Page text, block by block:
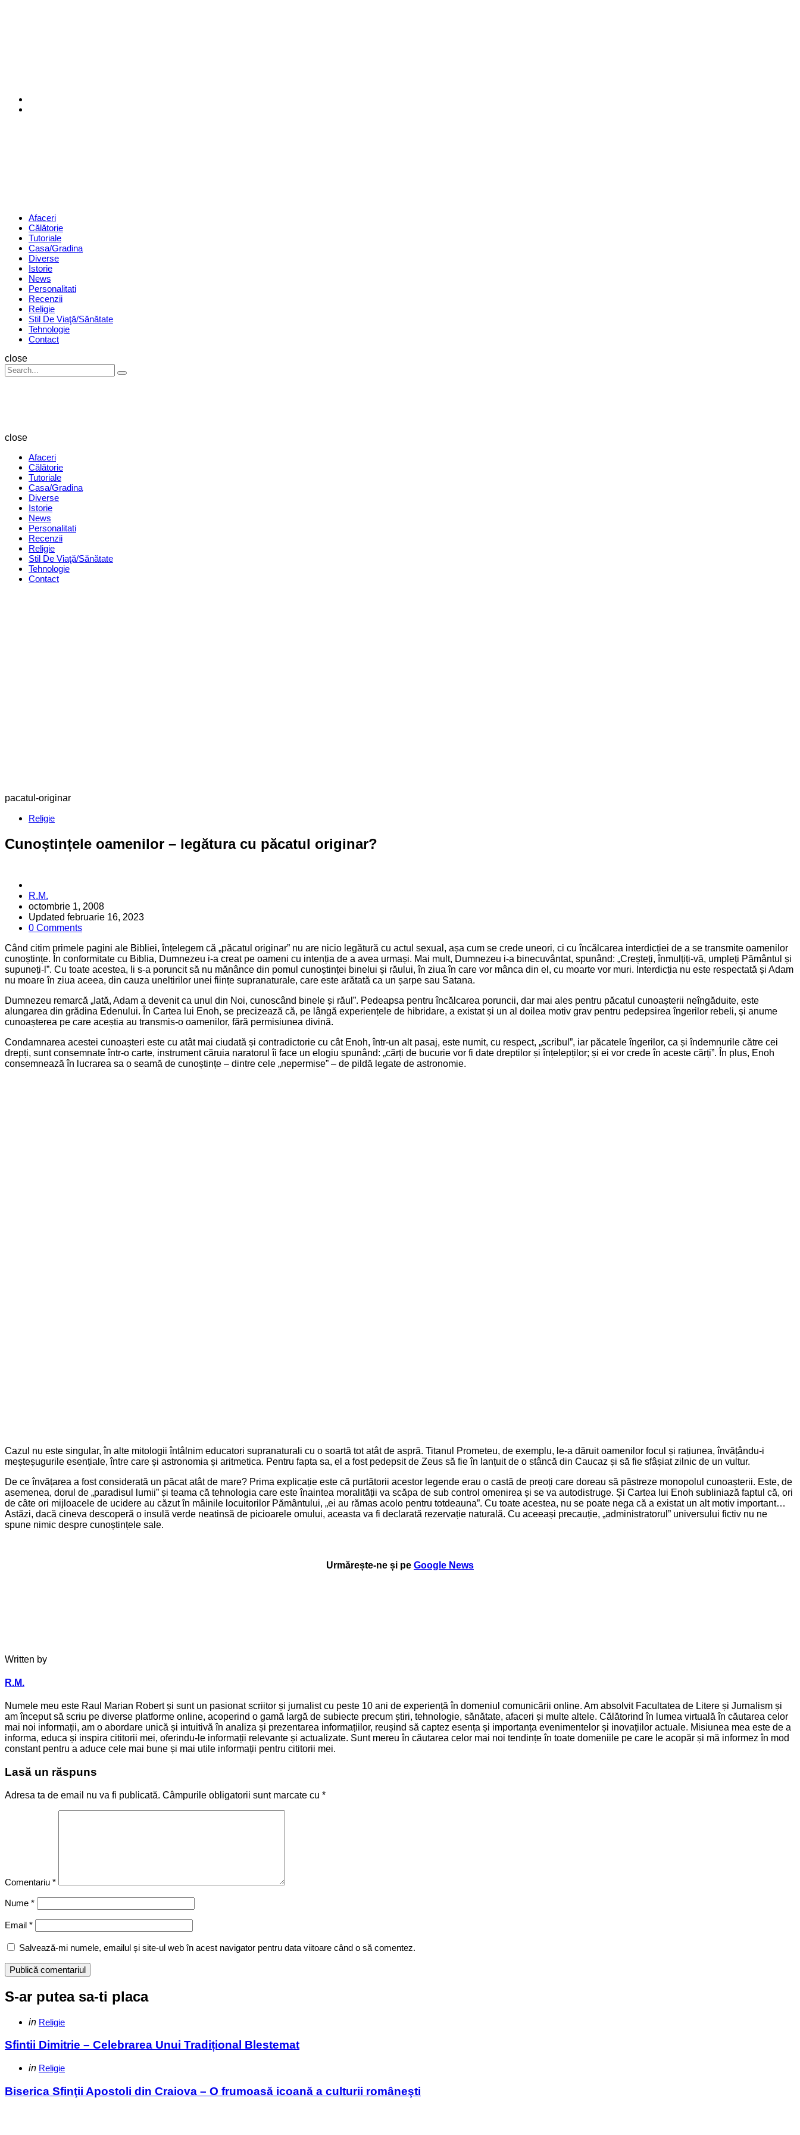
Menu Afaceri
Călătorie
Tutoriale
Casa/Gradina
Diverse
Istorie
News
Personalitati
Recenzii
Religie
Stil De Viaţă/Sănătate
Tehnologie
Contact
Search
close
Search
for:
Search
close
Afaceri
Călătorie
Tutoriale
Casa/Gradina
Diverse
Istorie
News
Personalitati
Recenzii
Religie
Stil De Viaţă/Sănătate
Tehnologie
Contact
pacatul-originar
Categories
Religie
Cunoștințele oamenilor – legătura cu păcatul originar?
Posted
by
R.M.
octombrie 1, 2008
Updated februarie 16, 2023
0 Comments
Când citim primele pagini ale Bibliei, înțelegem că „păcatul originar” nu are nicio legătură cu actul sexual, așa cum se crede uneori, ci cu încălcarea interdicției de a se transmite oamenilor
cunoștințe. În conformitate cu Biblia, Dumnezeu i-a creat pe oameni cu intenția de a avea urmași. Mai mult, Dumnezeu i-a binecuvântat, spunând: „Creșteți, înmulțiți-vă, umpleți Pământul și
supuneți-l”. Cu toate acestea, li s-a poruncit să nu mănânce din pomul cunoștinței binelui și răului, în ziua în care vor mânca din el, cu moarte vor muri. Interdicția nu este respectată și Adam
nu moare în ziua aceea, din cauza uneltirilor unei ființe supranaturale, care este arătată ca un șarpe sau Satana.
Dumnezeu remarcă „Iată, Adam a devenit ca unul din Noi, cunoscând binele și răul”. Pedeapsa pentru încălcarea poruncii, dar mai ales pentru păcatul cunoașterii neîngăduite, este
alungarea din grădina Edenului. În Cartea lui Enoh, se precizează că, pe lângă experiențele de hibridare, a existat și un al doilea motiv grav pentru pedepsirea îngerilor rebeli, și anume
cunoașterea pe care aceștia au transmis-o oamenilor, fără permisiunea divină.
Condamnarea acestei cunoașteri este cu atât mai ciudată și contradictorie cu cât Enoh, într-un alt pasaj, este numit, cu respect, „scribul”, iar păcatele îngerilor, ca și îndemnurile către cei
drepți, sunt consemnate într-o carte, instrument căruia naratorul îi face un elogiu spunând: „cărți de bucurie vor fi date dreptilor și înțelepților; și ei vor crede în aceste cărți”. În plus, Enoh
consemnează în lucrarea sa o seamă de cunoștințe – dintre cele „nepermise” – de pildă legate de astronomie.
Cazul nu este singular, în alte mitologii întâlnim educatori supranaturali cu o soartă tot atât de aspră. Titanul Prometeu, de exemplu, le-a dăruit oamenilor focul și rațiunea, învățându-i
meșteșugurile esențiale, între care și astronomia și aritmetica. Pentru fapta sa, el a fost pedepsit de Zeus să fie în lanțuit de o stâncă din Caucaz și să fie sfâșiat zilnic de un vultur.
De ce învățarea a fost considerată un păcat atât de mare? Prima explicație este că purtătorii acestor legende erau o castă de preoți care doreau să păstreze monopolul cunoașterii. Este, de
asemenea, dorul de „paradisul lumii” și teama că tehnologia care este înaintea moralității va scăpa de sub control omenirea și se va autodistruge. Și Cartea lui Enoh subliniază faptul că, ori
de câte ori mijloacele de ucidere au căzut în mâinile locuitorilor Pământului, „ei au rămas acolo pentru totdeauna”. Cu toate acestea, nu se poate nega că a existat un alt motiv important…
Astăzi, dacă cineva descoperă o insulă verde neatinsă de picioarele omului, aceasta va fi declarată rezervație naturală. Cu aceeași precauție, „administratorul” universului fictiv nu ne
spune nimic despre cunoștințele sale.
Urmărește-ne și pe Google News
Written by
R.M.
Numele meu este Raul Marian Robert și sunt un pasionat scriitor și jurnalist cu peste 10 ani de experiență în domeniul comunicării online. Am absolvit Facultatea de Litere și Jurnalism și
am început să scriu pe diverse platforme online, acoperind o gamă largă de subiecte precum știri, tehnologie, sănătate, afaceri și multe altele. Călătorind în lumea virtuală în căutarea celor
mai noi informații, am o abordare unică și intuitivă în analiza și prezentarea informațiilor, reușind să captez esența și importanța evenimentelor și inovațiilor actuale. Misiunea mea este de a
informa, educa și inspira cititorii mei, oferindu-le informații relevante și actualizate. Sunt mereu în căutarea celor mai noi tendințe în toate domeniile pe care le acopăr și mă informez în mod
constant pentru a aduce cele mai bune și mai utile informații pentru cititorii mei.
Lasă un răspuns
Adresa ta de email nu va fi publicată. Câmpurile obligatorii sunt marcate cu *
Comentariu *
Nume *
Email *
Salvează-mi numele, emailul și site-ul web în acest navigator pentru data viitoare când o să comentez.
S-ar putea sa-ti placa
Categories
Posted
in Religie
Sfintii Dimitrie – Celebrarea Unui Tradițional Blestemat
Categories
Posted
in Religie
Biserica Sfinţii Apostoli din Craiova – O frumoasă icoană a culturii româneşti